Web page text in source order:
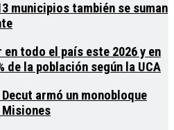
municipios también se suman
todo el país este 2026 y en
de la población según la UCA
armó un monobloque
Misiones